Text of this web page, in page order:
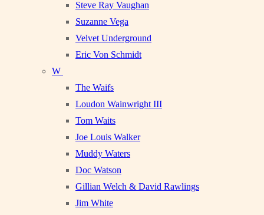
Steve Ray Vaughan
Suzanne Vega
Velvet Underground
Eric Von Schmidt
W
The Waifs
Loudon Wainwright III
Tom Waits
Joe Louis Walker
Muddy Waters
Doc Watson
Gillian Welch & David Rawlings
Jim White